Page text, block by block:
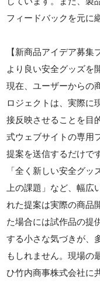
フィードバックを元に
【新商品アイデア募集
より良い安全グッズを
現在、ユーザーからの
ロジェクトは、実際に
接反映させることを目
式ウェブサイトの専用
提案を送信するだけで
「全く新しい安全グ
上の課題」など、幅
れた提案は実際の商品
た場合には試作品の提
する小さな気づきが、
もしれません。現場の
ひ竹内商事株式会社に